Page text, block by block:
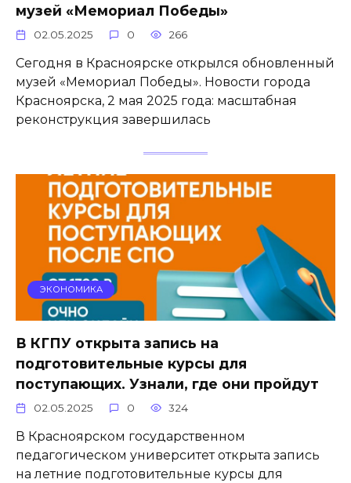
музей «Мемориал Победы»
02.05.2025 0 266
Сегодня в Красноярске открылся обновленный
музей «Мемориал Победы». Новости города
Красноярска, 2 мая 2025 года: масштабная
реконструкция завершилась
ЭКОНОМИКА
В КГПУ открыта запись на
подготовительные курсы для
поступающих. Узнали, где они пройдут
02.05.2025 0 324
В Красноярском государственном
педагогическом университет открыта запись
на летние подготовительные курсы для